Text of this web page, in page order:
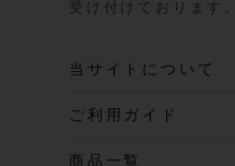
受け付けております。
当サイトについて
ご利用ガイド
商品一覧